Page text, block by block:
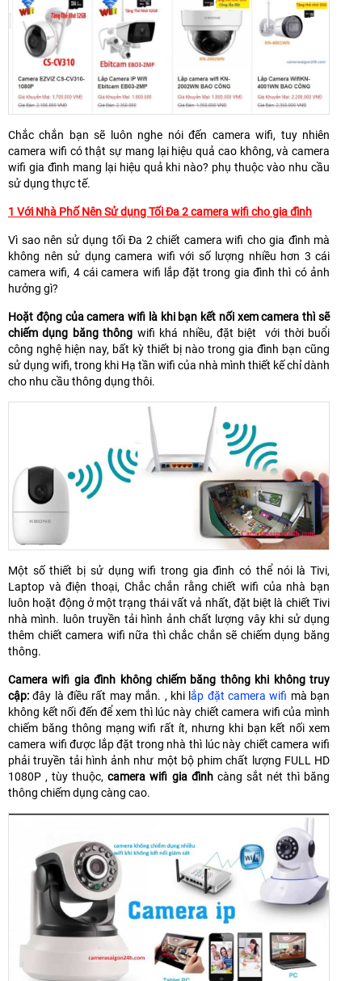
Chắc chắn bạn sẽ luôn nghe nói đến camera wifi, tuy nhiên
camera wifi có thật sự mang lại hiệu quả cao không, và camera
wifi gia đình mang lại hiệu quả khi nào? phụ thuộc vào nhu cầu
sử dụng thực tế.
1 Với Nhà Phố Nên Sử dụng Tối Đa 2 camera wifi cho gia đình
Vì sao nên sử dụng tối Đa 2 chiết camera wifi cho gia đình mà
không nên sử dụng camera wifi với số lượng nhiều hơn 3 cái
camera wifi, 4 cái camera wifi lắp đặt trong gia đình thì có ảnh
hưởng gì?
Hoặt động của camera wifi là khi bạn kết nối xem camera thì sẽ
chiếm dụng băng thông wifi khá nhiều, đặt biệt với thời buổi
công nghệ hiện nay, bất kỳ thiết bị nào trong gia đình bạn cũng
sử dụng wifi, trong khi Hạ tần wifi của nhà mình thiết kế chỉ dành
cho nhu cầu thông dụng thôi.
Một số thiết bị sử dụng wifi trong gia đình có thể nói là Tivi,
Laptop và điện thoại, Chắc chắn rằng chiết wifi của nhà bạn
luôn hoặt động ở một trạng thái vất vả nhất, đặt biệt là chiết Tivi
nhà mình. luôn truyền tải hình ảnh chất lượng vây khi sử dụng
thêm chiết camera wifi nữa thì chắc chắn sẽ chiếm dụng băng
thông.
Camera wifi gia đình không chiếm băng thông khi không truy
cập: đây là điều rất may mắn. , khi lắp đặt camera wifi mà bạn
không kết nối đến để xem thì lúc này chiết camera wifi của mình
chiếm băng thông mạng wifi rất ít, nhưng khi bạn kết nối xem
camera wifi được lắp đặt trong nhà thì lúc này chiết camera wifi
phải truyền tải hình ảnh như một bộ phim chất lượng FULL HD
1080P , tùy thuộc,camera wifi gia đìnhcàng sắt nét thì băng
thông chiếm dụng càng cao.